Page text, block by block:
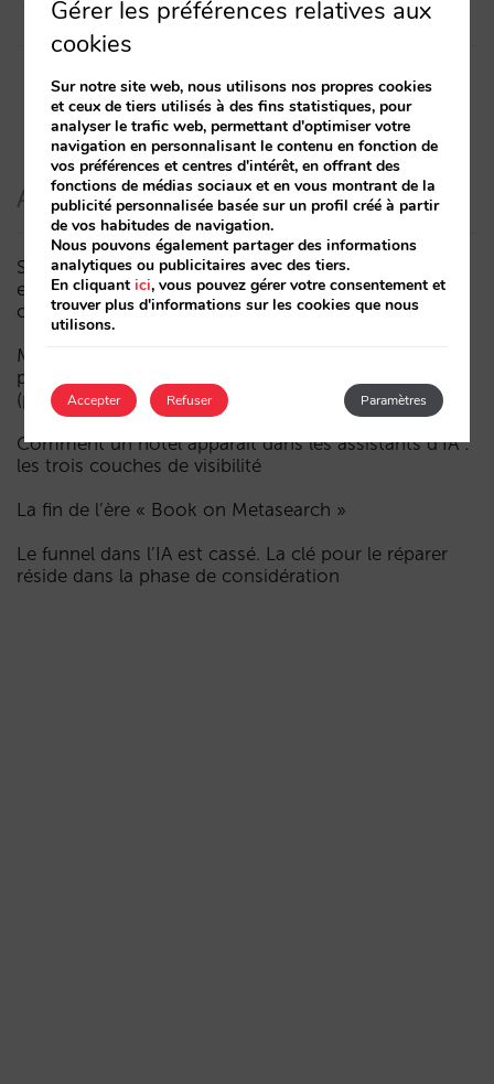
15/02/2023
Articles récents
Sarai intègre le multi-room : réservations complexes
et demande à forte valeur, désormais aussi en
conversation
Moins de campagnes, plus d’intelligence : manuel IA
pour actualiser le marketing digital de votre hôtel
(partie 1)
Comment un hôtel apparaît dans les assistants d’IA :
les trois couches de visibilité
La fin de l’ère « Book on Metasearch »
Le funnel dans l’IA est cassé. La clé pour le réparer
réside dans la phase de considération
Gérer les préférences relatives aux
cookies
Sur notre site web, nous utilisons nos propres cookies
et ceux de tiers utilisés à des fins statistiques, pour
analyser le trafic web, permettant d'optimiser votre
navigation en personnalisant le contenu en fonction de
vos préférences et centres d'intérêt, en offrant des
fonctions de médias sociaux et en vous montrant de la
publicité personnalisée basée sur un profil créé à partir
de vos habitudes de navigation.
Nous pouvons également partager des informations
analytiques ou publicitaires avec des tiers.
En cliquantici, vous pouvez gérer votre consentement et
trouver plus d'informations sur les cookies que nous
utilisons.
Accepter Paramètres
Refuser